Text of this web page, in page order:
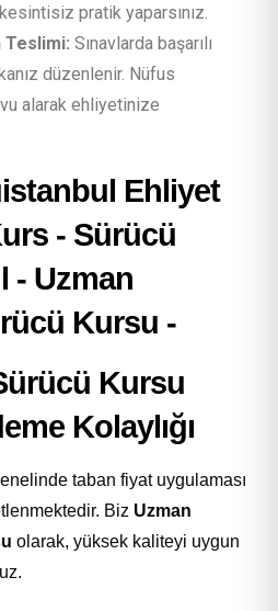
pratik yaparsınız.
Teslimi: Sınavlarda başarılı
düzenlenir. Nüfus
alarak ehliyetinize
Kursu
Kolaylığı
taban fiyat uygulaması
Biz Uzman
olarak, yüksek kaliteyi uygun